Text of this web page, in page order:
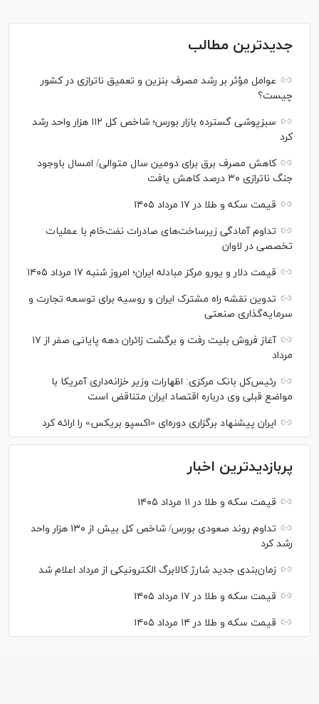
جدیدترین مطالب
عوامل مؤثر بر رشد مصرف بنزین و تعمیق ناترازی در کشور
چیست؟
سبزپوشی گسترده بازار بورس؛ شاخص کل ۱۱۲ هزار واحد رشد
کرد
کاهش مصرف برق برای دومین سال متوالی/ امسال باوجود
جنگ ناترازی ۳۰ درصد کاهش یافت
قیمت سکه و طلا در ۱۷ مرداد ۱۴۰۵
تداوم آمادگی زیرساخت‌های صادرات نفت‌خام با عملیات
تخصصی در لاوان
قیمت دلار و یورو مرکز مبادله ایران؛ امروز شنبه ۱۷ مرداد ۱۴۰۵
تدوین نقشه راه مشترک ایران و روسیه برای توسعه تجارت و
سرمایه‌گذاری صنعتی
آغاز فروش بلیت رفت و برگشت زائران دهه پایانی صفر از ۱۷
مرداد
رئیس‌کل بانک مرکزی: اظهارات وزیر خزانه‌داری آمریکا با
مواضع قبلی وی درباره اقتصاد ایران متناقض است
ایران پیشنهاد برگزاری دوره‌ای «اکسپو بریکس» را ارائه کرد
پربازدیدترین اخبار
قیمت سکه و طلا در ۱۱ مرداد ۱۴۰۵
تداوم روند صعودی بورس/ شاخص کل بیش از ۱۳۰ هزار واحد
رشد کرد
زمان‌بندی جدید شارژ کالابرگ الکترونیکی از مرداد اعلام شد
قیمت سکه و طلا در ۱۷ مرداد ۱۴۰۵
قیمت سکه و طلا در ۱۴ مرداد ۱۴۰۵